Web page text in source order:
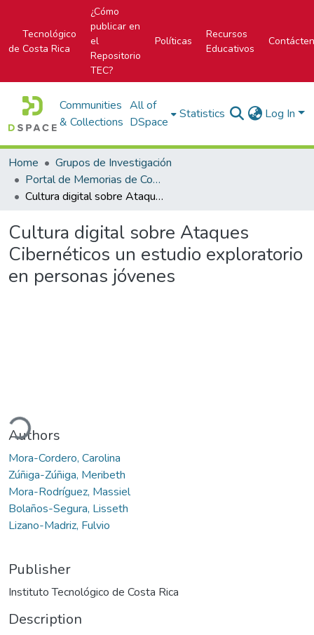
Tecnológico
de Costa Rica
¿Cómo
publicar en
el
Repositorio
TEC?
Políticas
Recursos
Educativos
Communities
& Collections
All of
DSpace
Statistics Log In
Home
Grupos de Investigación
Portal de Memorias de Congresos
Cultura digital sobre Ataques Cibernéticos un estudio exploratorio en personas jóvenes
Cultura digital sobre Ataques
Cibernéticos un estudio exploratorio
en personas jóvenes
Authors
Mora-Cordero, Carolina
Zúñiga-Zúñiga, Meribeth
Mora-Rodríguez, Massiel
Bolaños-Segura, Lisseth
Lizano-Madriz, Fulvio
Publisher
Instituto Tecnológico de Costa Rica
Description